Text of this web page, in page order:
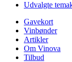
Udvalgte
Gavekort
Vinbønder
Artikler
Om Vinova
Tilbud